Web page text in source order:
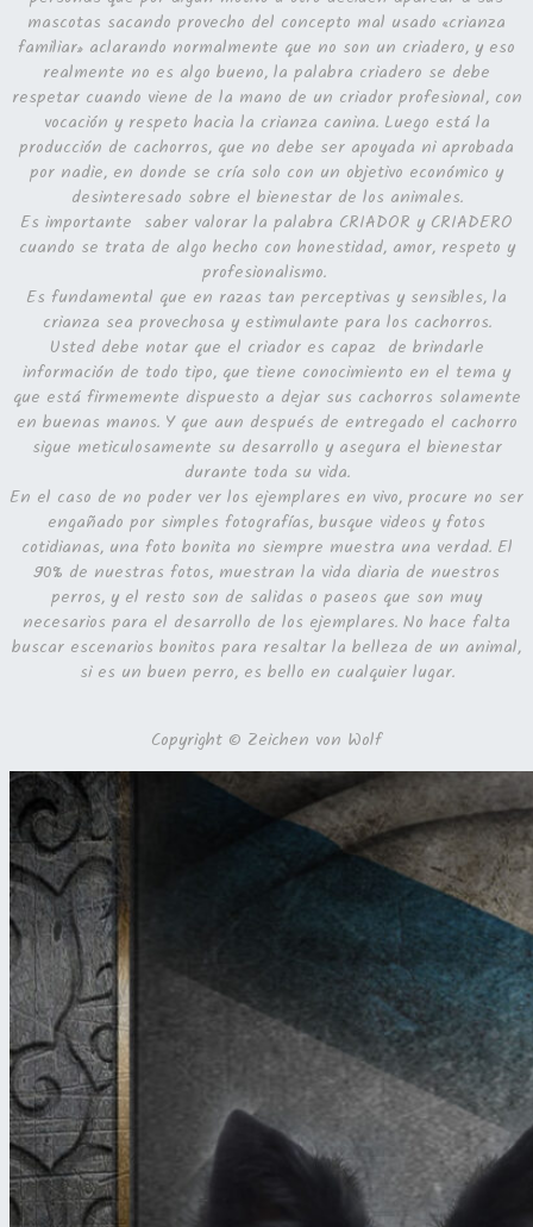
mascotas sacando provecho del concepto mal usado «crianza
familiar» aclarando normalmente que no son un criadero, y eso
realmente no es algo bueno, la palabra criadero se debe
respetar cuando viene de la mano de un criador profesional, con
vocación y respeto hacia la crianza canina. Luego está la
producción de cachorros, que no debe ser apoyada ni aprobada
por nadie, en donde se cría solo con un objetivo económico y
desinteresado sobre el bienestar de los animales.
Es importante saber valorar la palabra CRIADOR y CRIADERO
cuando se trata de algo hecho con honestidad, amor, respeto y
profesionalismo.
Es fundamental que en razas tan perceptivas y sensibles, la
crianza sea provechosa y estimulante para los cachorros.
Usted debe notar que el criador es capaz de brindarle
información de todo tipo, que tiene conocimiento en el tema y
que está firmemente dispuesto a dejar sus cachorros solamente
en buenas manos. Y que aun después de entregado el cachorro
sigue meticulosamente su desarrollo y asegura el bienestar
durante toda su vida.
En el caso de no poder ver los ejemplares en vivo, procure no ser
engañado por simples fotografías, busque videos y fotos
cotidianas, una foto bonita no siempre muestra una verdad. El
90% de nuestras fotos, muestran la vida diaria de nuestros
perros, y el resto son de salidas o paseos que son muy
necesarios para el desarrollo de los ejemplares. No hace falta
buscar escenarios bonitos para resaltar la belleza de un animal,
si es un buen perro, es bello en cualquier lugar.
Copyright © Zeichen von Wolf